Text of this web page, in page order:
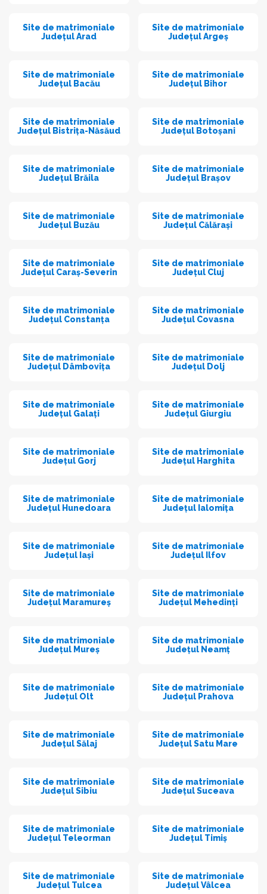
Site de matrimoniale
Județul Arad
Site de matrimoniale
Județul Argeș
Site de matrimoniale
Județul Bacău
Site de matrimoniale
Județul Bihor
Site de matrimoniale
Județul Bistrița-Năsăud
Site de matrimoniale
Județul Botoșani
Site de matrimoniale
Județul Brăila
Site de matrimoniale
Județul Brașov
Site de matrimoniale
Județul Buzău
Site de matrimoniale
Județul Călărași
Site de matrimoniale
Județul Caraș-Severin
Site de matrimoniale
Județul Cluj
Site de matrimoniale
Județul Constanța
Site de matrimoniale
Județul Covasna
Site de matrimoniale
Județul Dâmbovița
Site de matrimoniale
Județul Dolj
Site de matrimoniale
Județul Galați
Site de matrimoniale
Județul Giurgiu
Site de matrimoniale
Județul Gorj
Site de matrimoniale
Județul Harghita
Site de matrimoniale
Județul Hunedoara
Site de matrimoniale
Județul Ialomița
Site de matrimoniale
Județul Iași
Site de matrimoniale
Județul Ilfov
Site de matrimoniale
Județul Maramureș
Site de matrimoniale
Județul Mehedinți
Site de matrimoniale
Județul Mureș
Site de matrimoniale
Județul Neamț
Site de matrimoniale
Județul Olt
Site de matrimoniale
Județul Prahova
Site de matrimoniale
Județul Sălaj
Site de matrimoniale
Județul Satu Mare
Site de matrimoniale
Județul Sibiu
Site de matrimoniale
Județul Suceava
Site de matrimoniale
Județul Teleorman
Site de matrimoniale
Județul Timiș
Site de matrimoniale
Județul Tulcea
Site de matrimoniale
Județul Vâlcea